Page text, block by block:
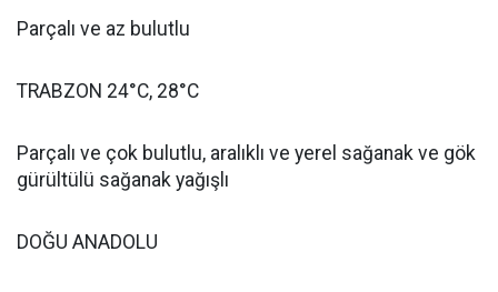
Parçalı ve az bulutlu
TRABZON 24°C, 28°C
Parçalı ve çok bulutlu, aralıklı ve yerel sağanak ve gök
gürültülü sağanak yağışlı
DOĞU ANADOLU